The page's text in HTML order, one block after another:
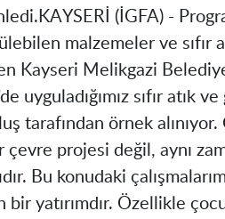
(İGFA) -
malzemeler ve sıfır
Kayseri Melikgazi
uyguladığımız sıfır atık
tarafından örnek
çevre projesi değil, aynı
Bu konudaki
yatırımdır. Özellikle